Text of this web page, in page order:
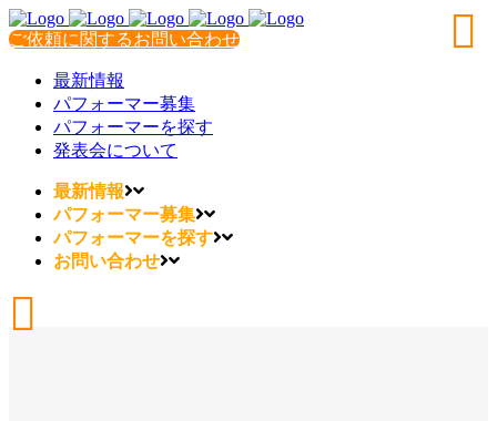
ご依頼に関するお問い合わせ
最新情報
パフォーマー募集
パフォーマーを探す
発表会について
最新情報
パフォーマー募集
パフォーマーを探す
お問い合わせ